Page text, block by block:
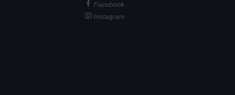
Facebook
Instagram